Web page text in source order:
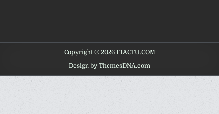
Copyright © 2026 F1ACTU.COM
Design by ThemesDNA.com